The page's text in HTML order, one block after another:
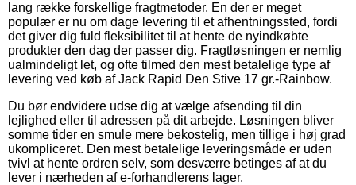
lang række forskellige fragtmetoder. En der er meget
populær er nu om dage levering til et afhentningssted, fordi
det giver dig fuld fleksibilitet til at hente de nyindkøbte
produkter den dag der passer dig. Fragtløsningen er nemlig
ualmindeligt let, og ofte tilmed den mest betalelige type af
levering ved køb af Jack Rapid Den Stive 17 gr.-Rainbow.
Du bør endvidere udse dig at vælge afsending til din
lejlighed eller til adressen på dit arbejde. Løsningen bliver
somme tider en smule mere bekostelig, men tillige i høj grad
ukompliceret. Den mest betalelige leveringsmåde er uden
tvivl at hente ordren selv, som desværre betinges af at du
lever i nærheden af e-forhandlerens lager.